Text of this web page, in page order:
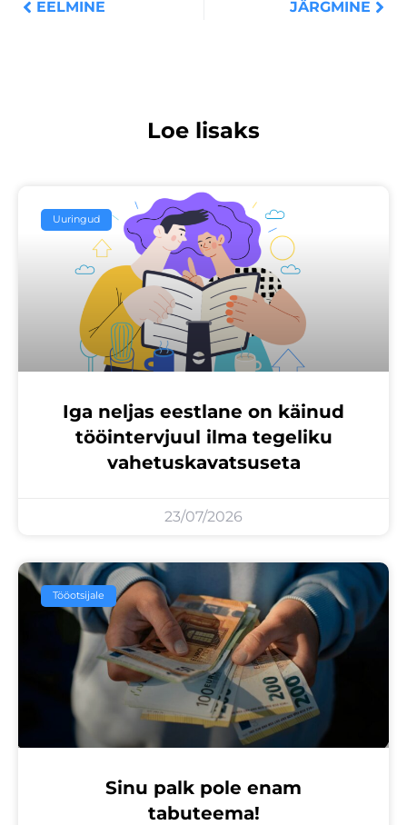
EELMINE JÄRGMINE
Loe lisaks
Uuringud
Iga neljas eestlane on käinud
tööintervjuul ilma tegeliku
vahetuskavatsuseta
23/07/2026
Tööotsijale
Sinu palk pole enam
tabuteema!